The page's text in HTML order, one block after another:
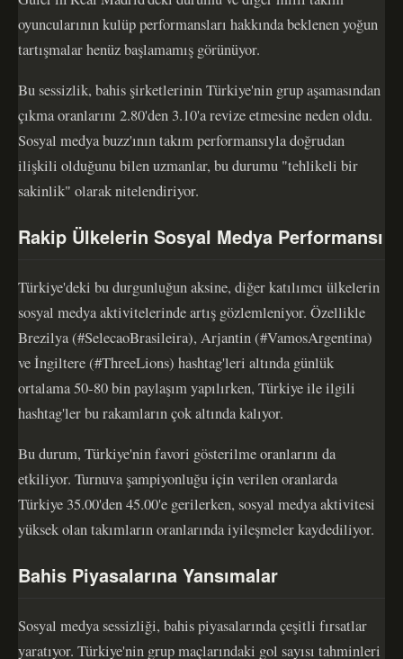
oyuncularının kulüp performansları hakkında beklenen yoğun
tartışmalar henüz başlamamış görünüyor.
Bu sessizlik, bahis şirketlerinin Türkiye'nin grup aşamasından
çıkma oranlarını 2.80'den 3.10'a revize etmesine neden oldu.
Sosyal medya buzz'ının takım performansıyla doğrudan
ilişkili olduğunu bilen uzmanlar, bu durumu "tehlikeli bir
sakinlik" olarak nitelendiriyor.
Rakip Ülkelerin Sosyal Medya Performansı
Türkiye'deki bu durgunluğun aksine, diğer katılımcı ülkelerin
sosyal medya aktivitelerinde artış gözlemleniyor. Özellikle
Brezilya (#SelecaoBrasileira), Arjantin (#VamosArgentina)
ve İngiltere (#ThreeLions) hashtag'leri altında günlük
ortalama 50-80 bin paylaşım yapılırken, Türkiye ile ilgili
hashtag'ler bu rakamların çok altında kalıyor.
Bu durum, Türkiye'nin favori gösterilme oranlarını da
etkiliyor. Turnuva şampiyonluğu için verilen oranlarda
Türkiye 35.00'den 45.00'e gerilerken, sosyal medya aktivitesi
yüksek olan takımların oranlarında iyileşmeler kaydediliyor.
Bahis Piyasalarına Yansımalar
Sosyal medya sessizliği, bahis piyasalarında çeşitli fırsatlar
yaratıyor. Türkiye'nin grup maçlarındaki gol sayısı tahminleri